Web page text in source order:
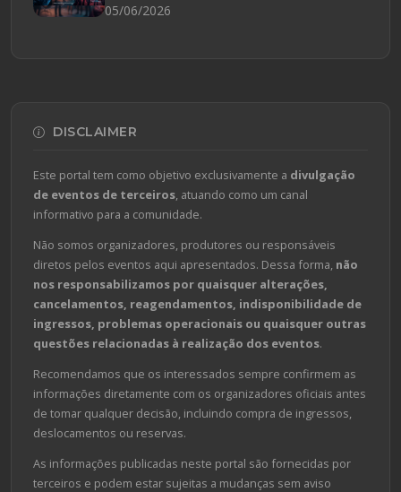
05/06/2026
DISCLAIMER
Este portal tem como objetivo exclusivamente a divulgação
de eventos de terceiros, atuando como um canal
informativo para a comunidade.
Não somos organizadores, produtores ou responsáveis
diretos pelos eventos aqui apresentados. Dessa forma, não
nos responsabilizamos por quaisquer alterações,
cancelamentos, reagendamentos, indisponibilidade de
ingressos, problemas operacionais ou quaisquer outras
questões relacionadas à realização dos eventos.
Recomendamos que os interessados sempre confirmem as
informações diretamente com os organizadores oficiais antes
de tomar qualquer decisão, incluindo compra de ingressos,
deslocamentos ou reservas.
As informações publicadas neste portal são fornecidas por
terceiros e podem estar sujeitas a mudanças sem aviso